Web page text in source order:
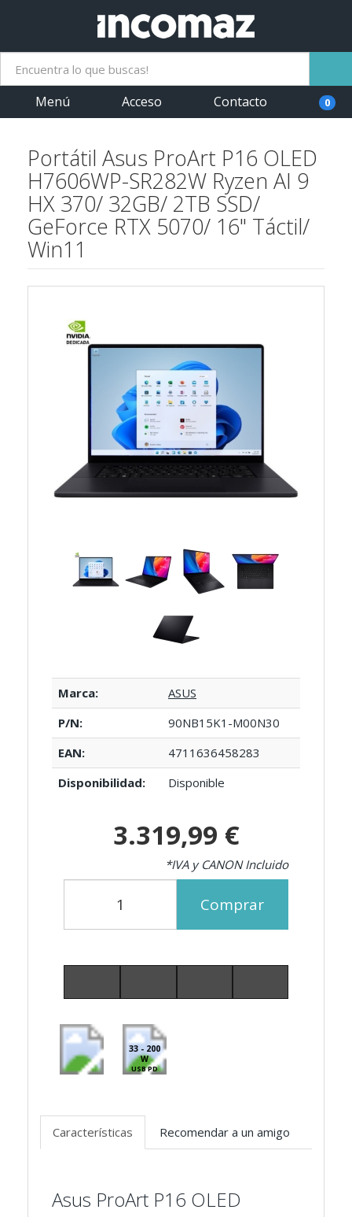
Menú Acceso Contacto 0
Portátil Asus ProArt P16 OLED
H7606WP-SR282W Ryzen AI 9
HX 370/ 32GB/ 2TB SSD/
GeForce RTX 5070/ 16" Táctil/
Win11
Marca:
ASUS
P/N:
90NB15K1-M00N30
EAN:
4711636458283
Disponibilidad:
Disponible
3.319,99 €
*IVA y CANON Incluido
Comprar
33 - 200
W
USB PD
Características Recomendar a un amigo
Asus ProArt P16 OLED